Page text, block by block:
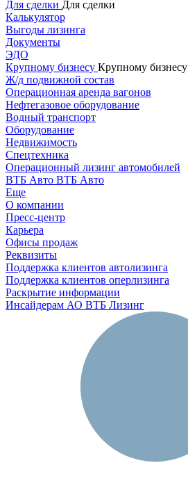
Для сделки Для сделки
Калькулятор
Выгоды лизинга
Документы
ЭДО
Крупному бизнесу Крупному бизнесу
Ж/д подвижной состав
Операционная аренда вагонов
Нефтегазовое оборудование
Водный транспорт
Оборудование
Недвижимость
Спецтехника
Операционный лизинг автомобилей
ВТБ Авто ВТБ Авто
Еще
О компании
Пресс-центр
Карьера
Офисы продаж
Реквизиты
Поддержка клиентов автолизинга
Поддержка клиентов оперлизинга
Раскрытие информации
Инсайдерам АО ВТБ Лизинг